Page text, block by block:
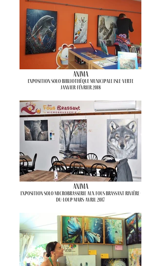
Anima
Exposition solo Bibliothèque municipale Isle-Verte
Janvier-Février 2018
Anima
Exposition solo Microbrasserie Aux Fous Brassant Rivière-
du-Loup Mars-avril 2017